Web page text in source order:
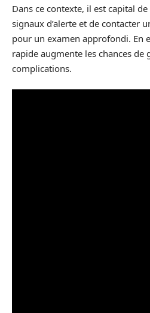
Dans ce contexte, il est capital
signaux d’alerte et de contacter
pour un examen approfondi. En
rapide augmente les chances de
complications.